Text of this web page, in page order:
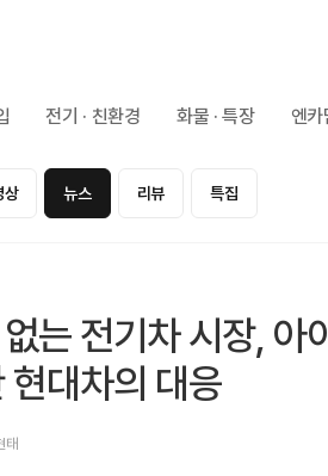
전기 · 친환경 화물 · 특장 엔
상 뉴스 리뷰 특집
는 전기차 시장, 아
현대차의 대응
태